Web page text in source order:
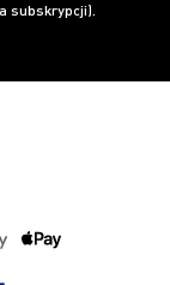
subskrypcji).